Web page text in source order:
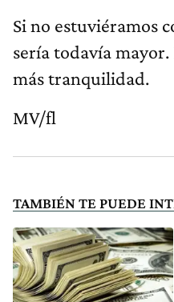
Si no estuviéramos
sería todavía mayor.
más tranquilidad.
MV/fl
TAMBIÉN TE PUEDE